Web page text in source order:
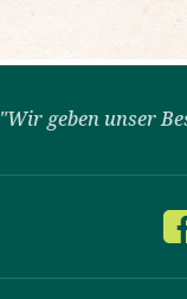
"Wir geben unser